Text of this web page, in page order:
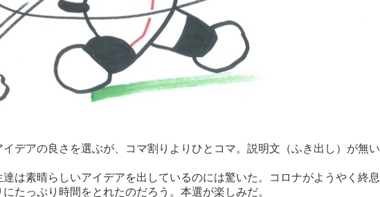
デアの良さを選ぶが、コマ割りよりひとコマ。説明文（ふき出し）が無い
は素晴らしいアイデアを出しているのには驚いた。コロナがようやく終息
たっぷり時間をとれたのだろう。本選が楽しみだ。